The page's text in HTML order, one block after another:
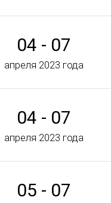
04 - 07
апреля 2023 года
04 - 07
апреля 2023 года
05 - 07